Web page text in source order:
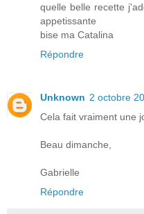
quelle belle recette
appetissante
bise ma Catalina
Répondre
Unknown 2 octobre
Cela fait vraiment une
Beau dimanche,
Gabrielle
Répondre